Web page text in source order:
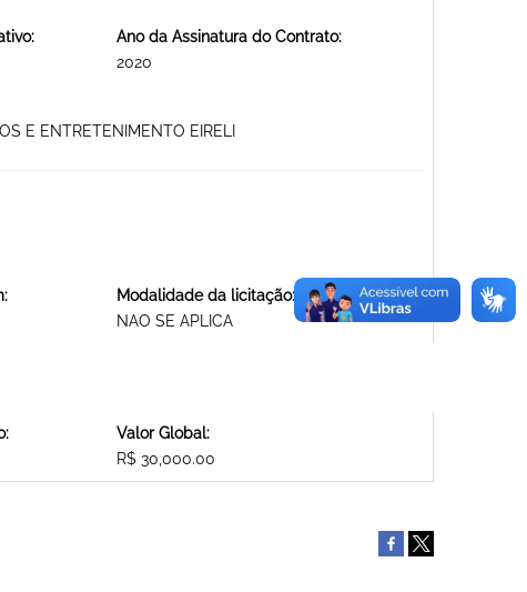
Ano da Assinatura do Contrato:
2020
E ENTRETENIMENTO EIRELI
Modalidade da licitação:
NAO SE APLICA
Valor Global:
R$ 30,000.00